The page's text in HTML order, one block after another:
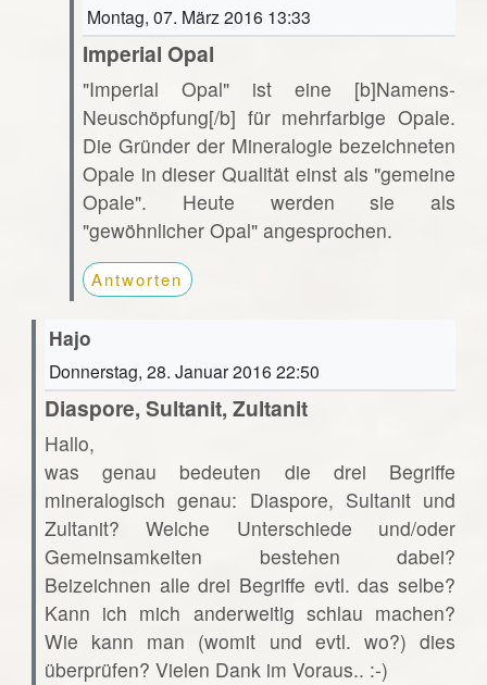
Montag, 07. März 2016 13:33
Imperial Opal
"Imperial Opal" ist eine [b]Namens-
Neuschöpfung[/b] für mehrfarbige Opale.
Die Gründer der Mineralogie bezeichneten
Opale in dieser Qualität einst als "gemeine
Opale". Heute werden sie als
"gewöhnlicher Opal" angesprochen.
Antworten
Hajo
Donnerstag, 28. Januar 2016 22:50
Diaspore, Sultanit, Zultanit
Hallo,
was genau bedeuten die drei Begriffe
mineralogisch genau: Diaspore, Sultanit und
Zultanit? Welche Unterschiede und/oder
Gemeinsamkeiten bestehen dabei?
Beizeichnen alle drei Begriffe evtl. das selbe?
Kann ich mich anderweitig schlau machen?
Wie kann man (womit und evtl. wo?) dies
überprüfen? Vielen Dank im Voraus.. :-)